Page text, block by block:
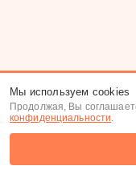
Мы используем cookies
Продолжая, Вы
конфиденциальности.